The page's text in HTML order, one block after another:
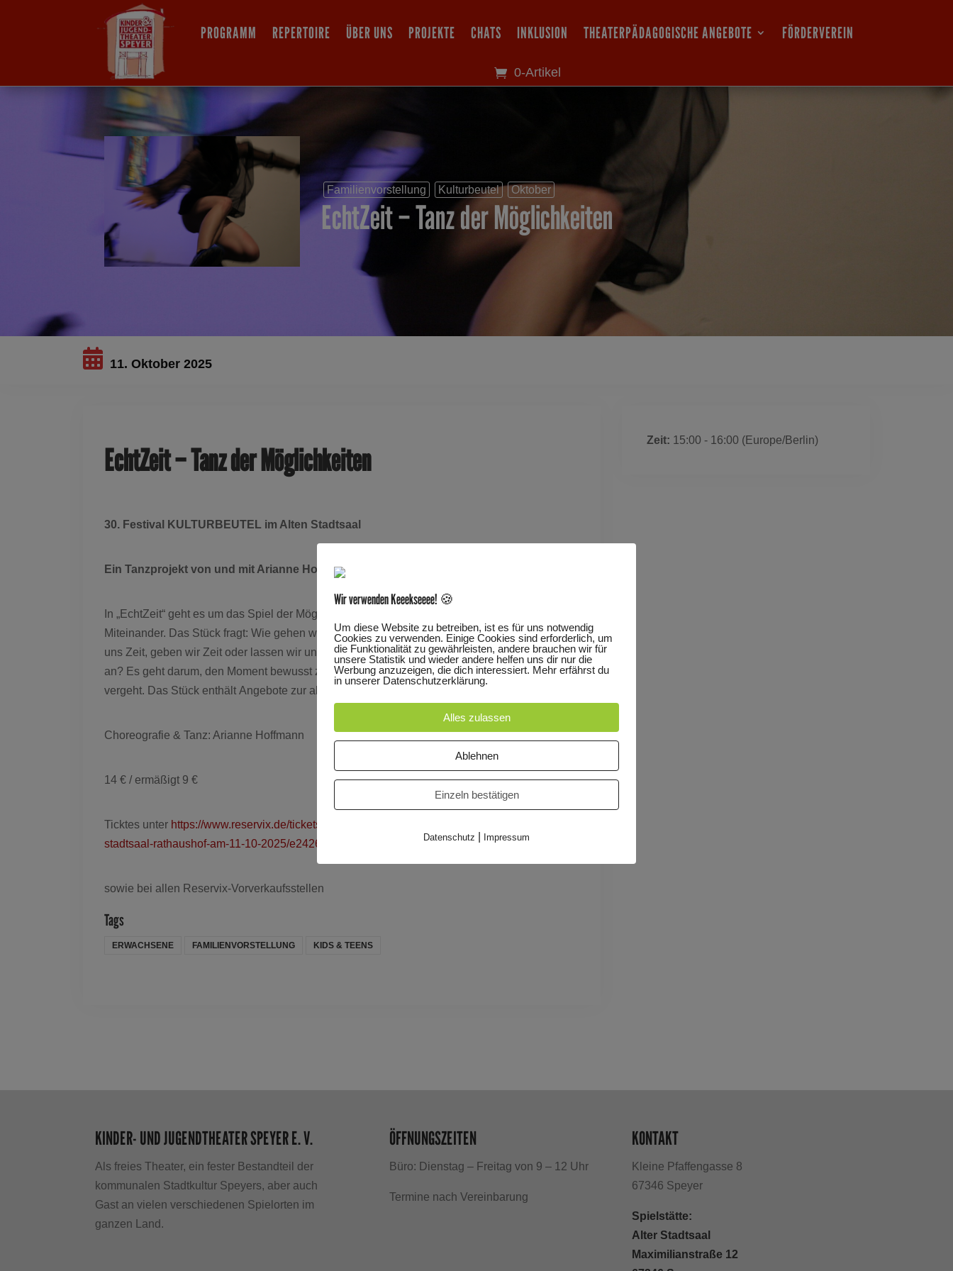
PROGRAMM REPERTOIRE ÜBER UNS PROJEKTE CHATS INKLUSION THEATERPÄDAGOGISCHE ANGEBOTE FÖRDERVEREIN
0-Artikel
Familienvorstellung Kulturbeutel Oktober
EchtZeit – Tanz der Möglichkeiten
11. Oktober 2025
EchtZeit – Tanz der Möglichkeiten
30. Festival KULTURBEUTEL im Alten Stadtsaal
Ein Tanzprojekt von und mit Arianne Hoffmann
In „EchtZeit“ geht es um das Spiel der Möglichkeiten in Bewegung, im Stillstand und im
Miteinander. Das Stück fragt: Wie gehen wir mit der Zeit um, die schnell vergeht? Nehmen wir
uns Zeit, geben wir Zeit oder lassen wir uns einfach Zeit? Und wie fängt man damit überhaupt
an? Es geht darum, den Moment bewusst zu erleben – zwischen dem Jetzt und dem, was
vergeht. Das Stück enthält Angebote zur aktiven Teilnahme.
Choreografie & Tanz: Arianne Hoffmann
14 € / ermäßigt 9 €
Ticktes unter https://www.reservix.de/tickets-echtzeit-tanz-der-moeglichkeiten-in-speyer-alter-
stadtsaal-rathaushof-am-11-10-2025/e2426068
sowie bei allen Reservix-Vorverkaufsstellen
Tags
ERWACHSENE FAMILIENVORSTELLUNG KIDS & TEENS
Zeit: 15:00 - 16:00 (Europe/Berlin)
KINDER- UND JUGENDTHEATER SPEYER E. V.
Als freies Theater, ein fester Bestandteil der
kommunalen Stadtkultur Speyers, aber auch
Gast an vielen verschiedenen Spielorten im
ganzen Land.
ÖFFNUNGSZEITEN
Büro: Dienstag – Freitag von 9 – 12 Uhr
Termine nach Vereinbarung
KONTAKT
Kleine Pfaffengasse 8
67346 Speyer
Spielstätte:
Alter Stadtsaal
Maximilianstraße 12
Wir verwenden Keeekseeee! 🍪
Um diese Website zu betreiben, ist es für uns notwendig
Cookies zu verwenden. Einige Cookies sind erforderlich, um
die Funktionalität zu gewährleisten, andere brauchen wir für
unsere Statistik und wieder andere helfen uns dir nur die
Werbung anzuzeigen, die dich interessiert. Mehr erfährst du
in unserer Datenschutzerklärung.
Alles zulassen
Ablehnen
Einzeln bestätigen
Datenschutz Impressum